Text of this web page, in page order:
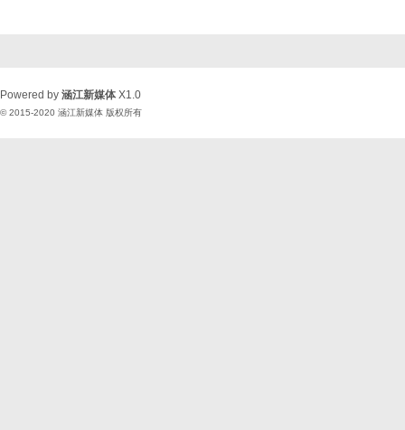
Powered by 涵江新媒体 X1.0
© 2015-2020 涵江新媒体 版权所有